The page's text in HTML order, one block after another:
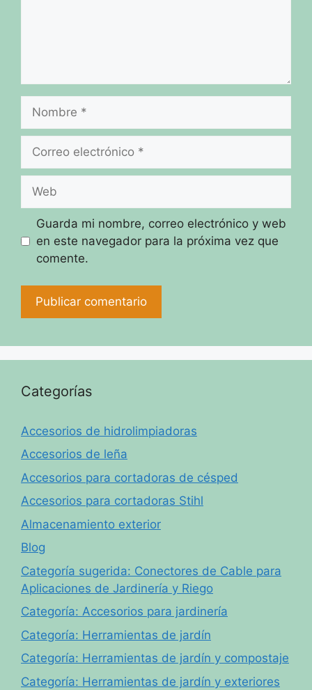
Nombre
Correo
Web
Guarda mi nombre, correo electrónico y web
en este navegador para la próxima vez que
comente.
Categorías
Accesorios de hidrolimpiadoras
Accesorios de leña
Accesorios para cortadoras de césped
Accesorios para cortadoras Stihl
Almacenamiento exterior
Blog
Categoría sugerida: Conectores de Cable para
Aplicaciones de Jardinería y Riego
Categoría: Accesorios para jardinería
Categoría: Herramientas de jardín
Categoría: Herramientas de jardín y compostaje
Categoría: Herramientas de jardín y exteriores